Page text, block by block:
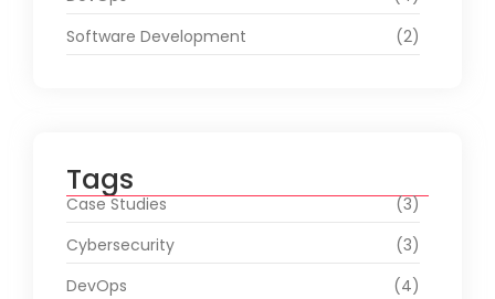
Software Development
(2)
Tags
Case Studies
(3)
Cybersecurity
(3)
DevOps
(4)